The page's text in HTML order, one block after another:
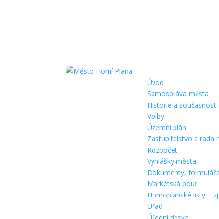
Úvod
Samospráva města
Historie a současnost
Volby
Územní plán
Zastupitelstvo a rada
Rozpočet
Vyhlášky města
Dokumenty, formuláře
Markétská pouť
Hornoplánské listy –
Úřad